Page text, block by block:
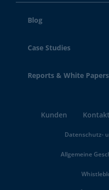
Blog
Case Studies
Reports & White Papers
Kunden Kontakt
Datenschutz-
Allgemeine